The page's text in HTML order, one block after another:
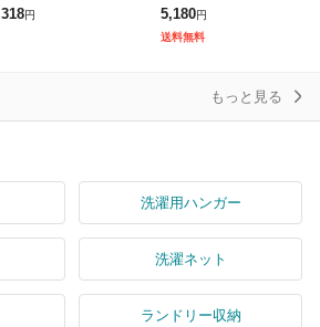
ア枠対応 ( 物干し 洗濯
318円
ステンレス 丈夫 サビに
くい 大容量 5人分 まと
5,180円
送料無料
もっと見る
洗濯用ハンガー
洗濯ネット
ランドリー収納